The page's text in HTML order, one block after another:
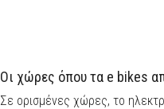
Οι χώρες όπου τα e bikes
Σε ορισμένες χώρες, το